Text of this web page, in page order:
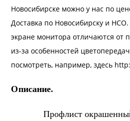
Новосибирске можно у нас по
Доставка по Новосибирску и
экране монитора отличаются от
из-за особенностей
посмотреть, например, здесь
Описание.
Профлист окрашенный